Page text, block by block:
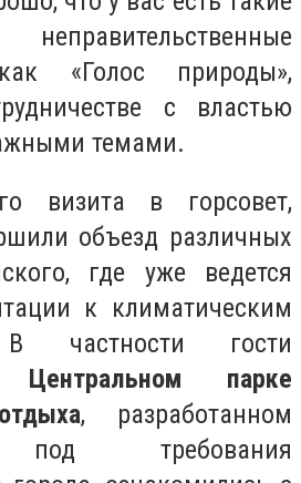
«Голос природы»,
с властью
темами.
визита в горсовет,
объезд различных
где уже ведется
к климатическим
частности гости
парке
, разработанном
под требования